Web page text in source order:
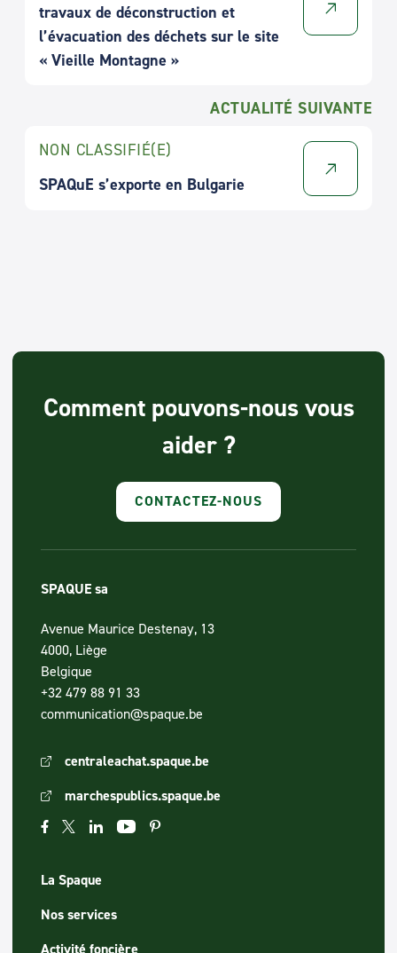
travaux de déconstruction et
l’évacuation des déchets sur le site
« Vieille Montagne »
ACTUALITÉ SUIVANTE
NON CLASSIFIÉ(E)
SPAQuE s’exporte en Bulgarie
Comment pouvons-nous vous
aider ?
CONTACTEZ-NOUS
SPAQUE sa
Avenue Maurice Destenay, 13
4000, Liège
Belgique
+32 479 88 91 33
communication@spaque.be
centraleachat.spaque.be
marchespublics.spaque.be
La Spaque
Nos services